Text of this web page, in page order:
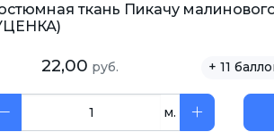
ткань Пикачу
22,00 руб. + 11
м.